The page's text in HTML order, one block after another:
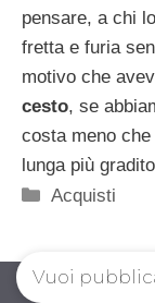
pensare, a chi
fretta e furia
motivo che
cesto, se
costa meno
lunga più
Categorie
Acquisti
Vuoi